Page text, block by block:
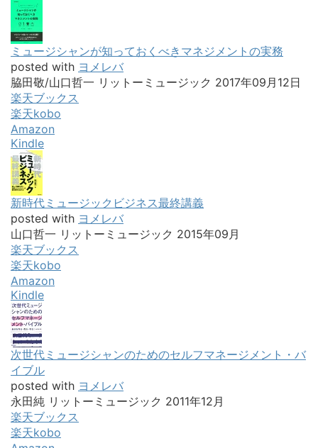
ミュージシャンが知っておくべきマネジメントの実務
posted with ヨメレバ
脇田敬/山口哲一 リットーミュージック 2017年09月12日
楽天ブックス
楽天kobo
Amazon
Kindle
新時代ミュージックビジネス最終講義
posted with ヨメレバ
山口哲一 リットーミュージック 2015年09月
楽天ブックス
楽天kobo
Amazon
Kindle
次世代ミュージシャンのためのセルフマネージメント・バ
イブル
posted with ヨメレバ
永田純 リットーミュージック 2011年12月
楽天ブックス
楽天kobo